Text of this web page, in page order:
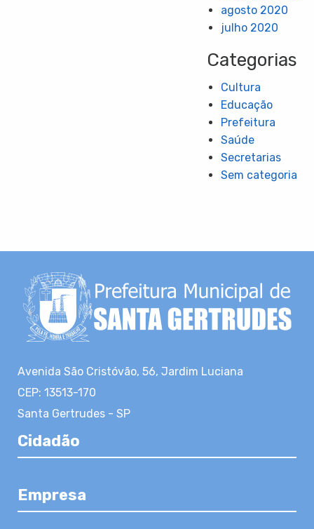
agosto 2020
julho 2020
Categorias
Cultura
Educação
Prefeitura
Saúde
Secretarias
Sem categoria
Avenida São Cristóvão, 56, Jardim Luciana
CEP: 13513-170
Santa Gertrudes - SP
Cidadão
Empresa